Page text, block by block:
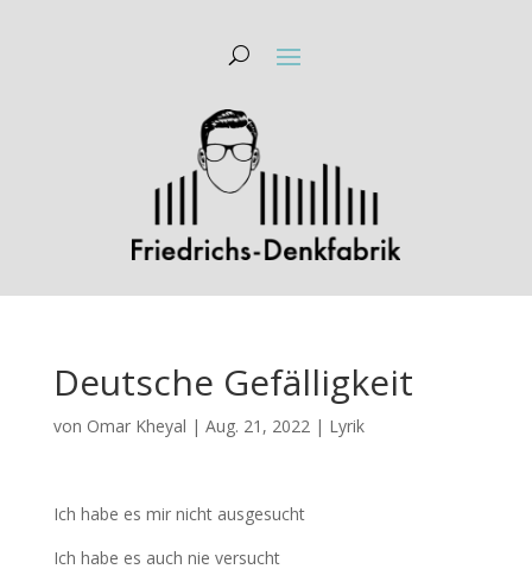
Deutsche Gefälligkeit
von Omar Kheyal | Aug. 21, 2022| Lyrik
Ich habe es mir nicht ausgesucht
Ich habe es auch nie versucht